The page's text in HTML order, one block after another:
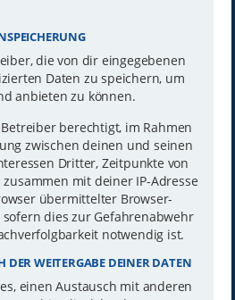
die von dir eingegebenen
Daten zu speichern, um
anbieten zu können.
berechtigt, im Rahmen
zwischen deinen und seinen
Dritter, Zeitpunkte von
mit deiner IP-Adresse
übermittelter Browser-
dies zur Gefahrenabwehr
notwendig ist.
DER WEITERGABE DEINER DATEN
einen Austausch mit anderen